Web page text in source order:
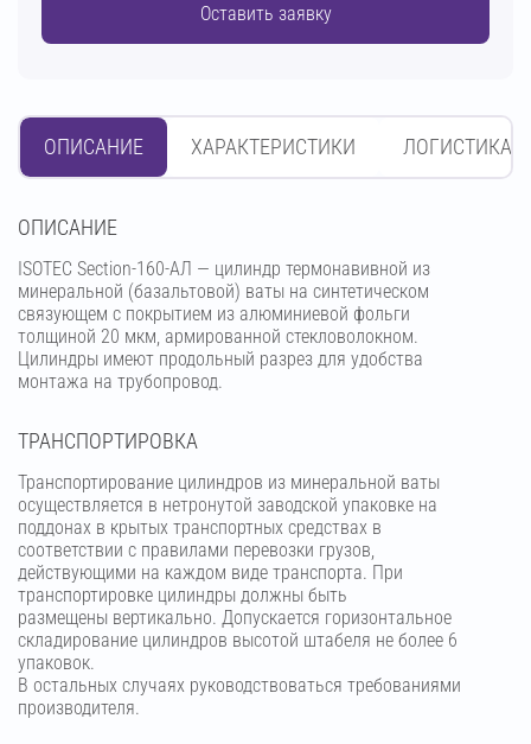
Оставить заявку
ОПИСАНИЕ ХАРАКТЕРИСТИКИ ЛОГИСТИКА
OПИСАНИЕ
ISOTEC Section-160-АЛ — цилиндр термонавивной из
минеральной (базальтовой) ваты на синтетическом
связующем с покрытием из алюминиевой фольги
толщиной 20 мкм, армированной стекловолокном.
Цилиндры имеют продольный разрез для удобства
монтажа на трубопровод.
ТРАНСПОРТИРОВКА
Транспортирование цилиндров из минеральной ваты
осуществляется в нетронутой заводской упаковке на
поддонах в крытых транспортных средствах в
соответствии с правилами перевозки грузов,
действующими на каждом виде транспорта. При
транспортировке цилиндры должны быть
размещены вертикально. Допускается горизонтальное
складирование цилиндров высотой штабеля не более 6
упаковок.
В остальных случаях руководствоваться требованиями
производителя.